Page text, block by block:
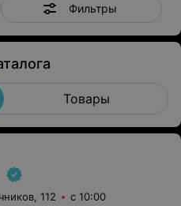
Фильтры
Товары
112 с 10:00